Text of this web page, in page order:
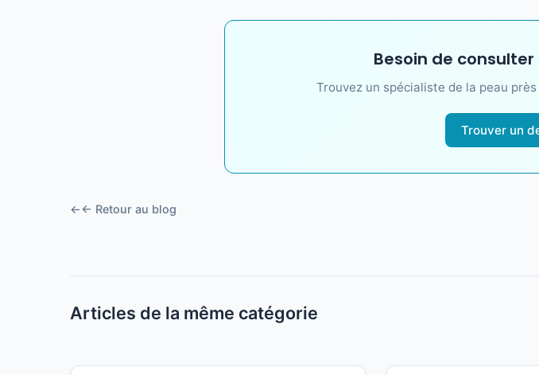
Besoin de
Trouvez un spécialiste de la peau
Trouver un
← Retour au blog
Articles de la même catégorie